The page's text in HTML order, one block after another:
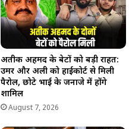
अतीक अहमद के बेटों को बड़ी राहत:
उमर और अली को हाईकोर्ट से मिली
पैरोल, छोटे भाई के जनाजे में होंगे
शामिल
August 7, 2026